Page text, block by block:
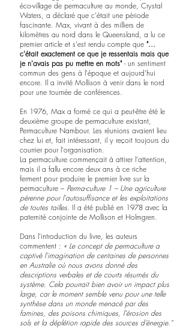
éco-village de permaculture au monde, Crystal
Waters, a déclaré que c'était une période
fascinante. Max, vivant à des milliers de
kilomètres au nord dans le Queensland, a lu ce
premier article et s'est rendu compte que "...
c'était exactement ce que je ressentais mais que
je n'avais pas pu mettre en mots" - un sentiment
commun des gens à l'époque et aujourd'hui
encore. Il a invité Mollison à venir dans le nord
pour une tournée de conférences.
En 1976, Max a formé ce qui a peut-être été le
deuxième groupe de permaculture existant,
Permaculture Nambour. Les réunions avaient lieu
chez lui et, fait intéressant, il y reçoit toujours du
courrier pour l'organisation.
La permaculture commençait à attirer l'attention,
mais il a fallu encore deux ans à ce riche
ferment pour produire le premier livre sur la
permaculture – Perma-culture 1 – Une agriculture
pérenne pour l'autosuffisance et les exploitations
de toutes tailles. Il a été publié en 1978 avec la
paternité conjointe de Mollison et Holmgren.
Dans l'introduction du livre, les auteurs
commentent : « Le concept de permaculture a
captivé l'imagination de centaines de personnes
en Australie où nous avons donné des
descriptions verbales et de courts résumés du
système. Cela pourrait bien avoir un impact plus
large, car le moment semble venu pour une telle
synthèse dans un monde menacé par des
famines, des poisons chimiques, l'érosion des
sols et la déplétion rapide des sources d’énergie."